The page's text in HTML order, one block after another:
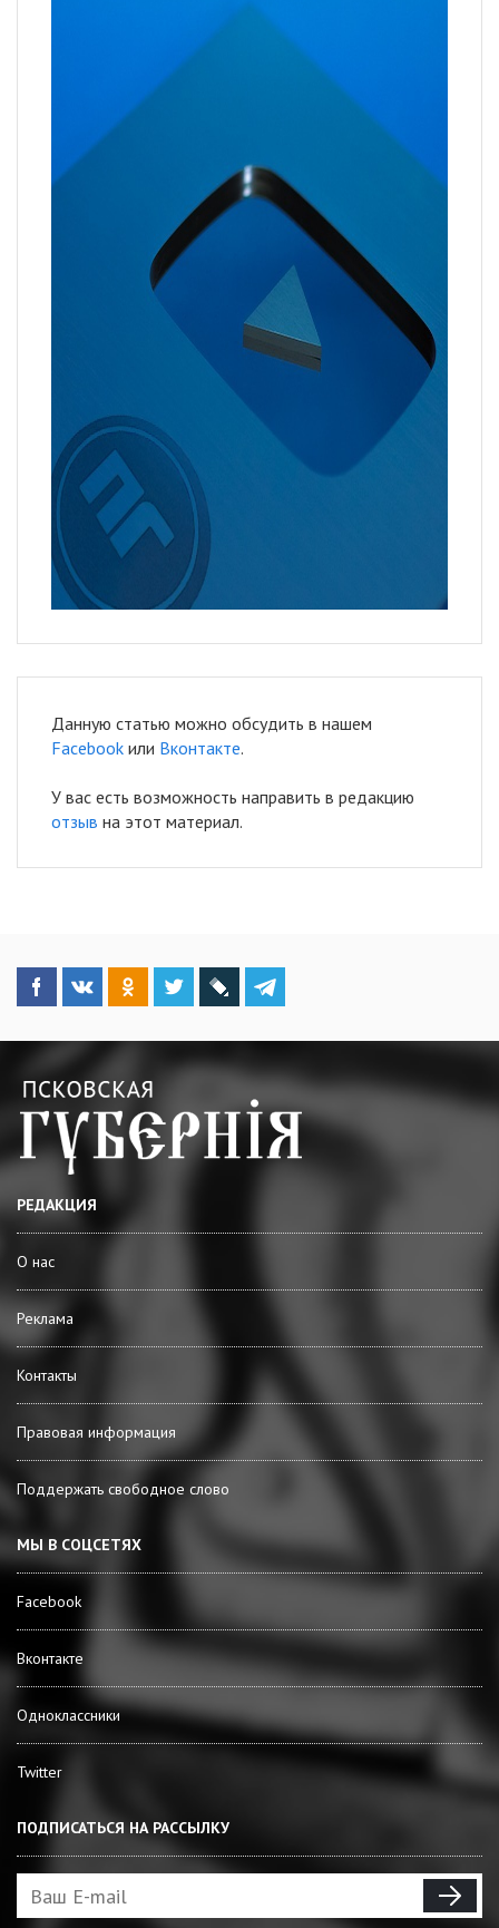
Данную статью можно обсудить в нашем
Facebook или Вконтакте.
У вас есть возможность направить в редакцию
отзыв на этот материал.
РЕДАКЦИЯ
О нас
Реклама
Контакты
Правовая информация
Поддержать свободное слово
МЫ В СОЦСЕТЯХ
Facebook
Вконтакте
Одноклассники
Twitter
ПОДПИСАТЬСЯ НА РАССЫЛКУ